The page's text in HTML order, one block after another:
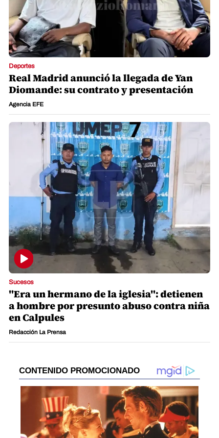
Deportes
Real Madrid anunció la llegada de Yan
Diomande: su contrato y presentación
Agencia EFE
Sucesos
"Era un hermano de la iglesia": detienen
a hombre por presunto abuso contra niña
en Calpules
Redacción La Prensa